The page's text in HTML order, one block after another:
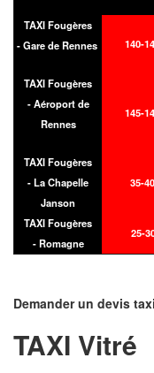
TAXI Fougères
- Gare de Rennes
140-
TAXI Fougères
- Aéroport de
Rennes
145-
TAXI Fougères
- La Chapelle
Janson
35-
TAXI Fougères
- Romagne
25-
Demander un devis
TAXI Vitré